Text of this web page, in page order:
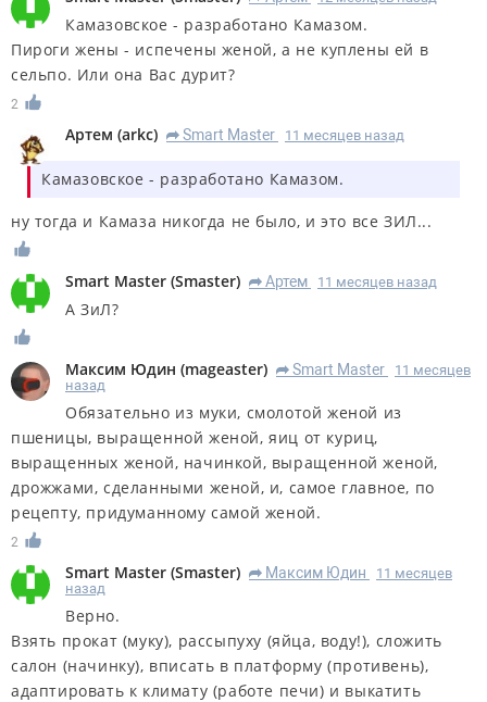
Камазовское - разработано Камазом.
Пироги жены - испечены женой, а не куплены ей в
сельпо. Или она Вас дурит?
2
Артем (arkc) R Smart Master 11 месяцев назад
Камазовское - разработано Камазом.
ну тогда и Камаза никогда не было, и это все ЗИЛ...
Smart Master (Smaster) R Артем 11 месяцев назад
А ЗиЛ?
Максим Юдин (mageaster) R Smart Master
11 месяцев
назад
Обязательно из муки, смолотой женой из
пшеницы, выращенной женой, яиц от куриц,
выращенных женой, начинкой, выращенной женой,
дрожжами, сделанными женой, и, самое главное, по
рецепту, придуманному самой женой.
2
Smart Master (Smaster) R Максим Юдин
11 месяцев
назад
Верно.
Взять прокат (муку), рассыпуху (яйца, воду!), сложить
салон (начинку), вписать в платформу (противень),
адаптировать к климату (работе печи) и выкатить